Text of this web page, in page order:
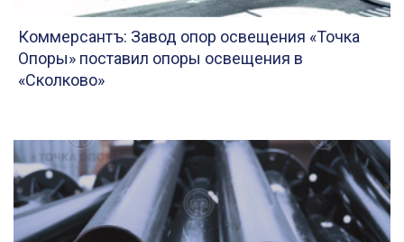
Коммерсантъ: Завод опор освещения «Точка
Опоры» поставил опоры освещения в
«Сколково»